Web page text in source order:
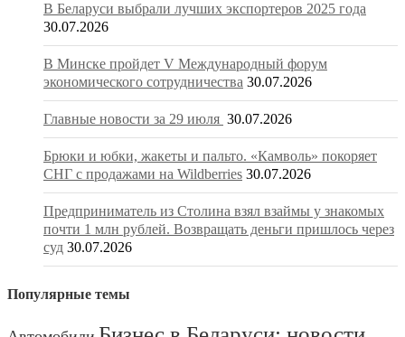
В Беларуси выбрали лучших экспортеров 2025 года
30.07.2026
В Минске пройдет V Международный форум
экономического сотрудничества 30.07.2026
Главные новости за 29 июля 30.07.2026
Брюки и юбки, жакеты и пальто. «Камволь» покоряет
СНГ с продажами на Wildberries 30.07.2026
Предприниматель из Столина взял взаймы у знакомых
почти 1 млн рублей. Возвращать деньги пришлось через
суд 30.07.2026
Популярные темы